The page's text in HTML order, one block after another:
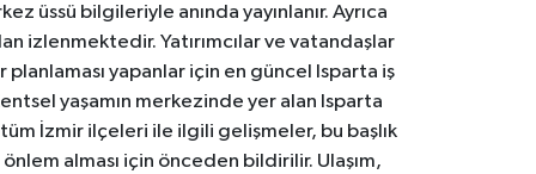
üssü bilgileriyle anında yayınlanır. Ayrıca
izlenmektedir. Yatırımcılar ve vatandaşlar
planlaması yapanlar için en güncel Isparta iş
yaşamın merkezinde yer alan Isparta
tüm İzmir ilçeleri ile ilgili gelişmeler, bu başlık
alması için önceden bildirilir. Ulaşım,